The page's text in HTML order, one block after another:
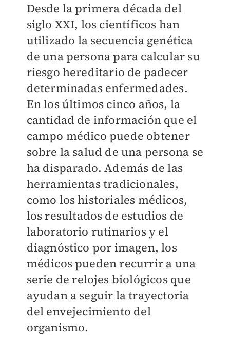
Desde la primera década del
siglo XXI, los científicos han
utilizado la secuencia genética
de una persona para calcular su
riesgo hereditario de padecer
determinadas enfermedades.
En los últimos cinco años, la
cantidad de información que el
campo médico puede obtener
sobre la salud de una persona se
ha disparado. Además de las
herramientas tradicionales,
como los historiales médicos,
los resultados de estudios de
laboratorio rutinarios y el
diagnóstico por imagen, los
médicos pueden recurrir a una
serie de relojes biológicos que
ayudan a seguir la trayectoria
del envejecimiento del
organismo.